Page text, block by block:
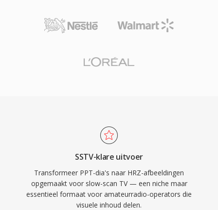
SSTV-klare uitvoer
Transformeer PPT-dia's naar HRZ-afbeeldingen
opgemaakt voor slow-scan TV — een niche maar
essentieel formaat voor amateurradio-operators die
visuele inhoud delen.